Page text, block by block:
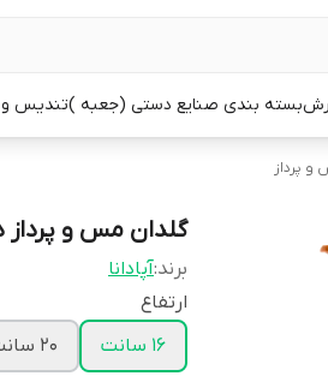
بسته بندی صنایع دستی (جعبه )تندیس و
پرداز
گلدان مس و پرداز
برند:آپادانا
ارتفاع
16 سانت
20 سانت